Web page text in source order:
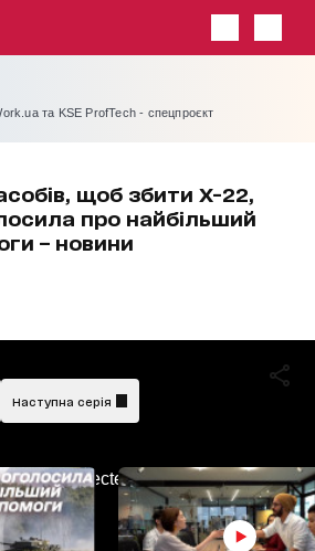
та KSE ProfTech - спецпроєкт
щоб збити Х-22,
про найбільший
– новини
Наступна серія